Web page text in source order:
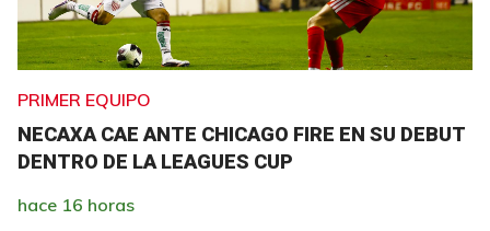
PRIMER EQUIPO
NECAXA CAE ANTE CHICAGO FIRE EN SU DEBUT
DENTRO DE LA LEAGUES CUP
hace 16 horas